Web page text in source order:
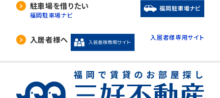
駐車場を借りたい
福岡駐車場ナビ
入居者様へ 入居者様専用サイト